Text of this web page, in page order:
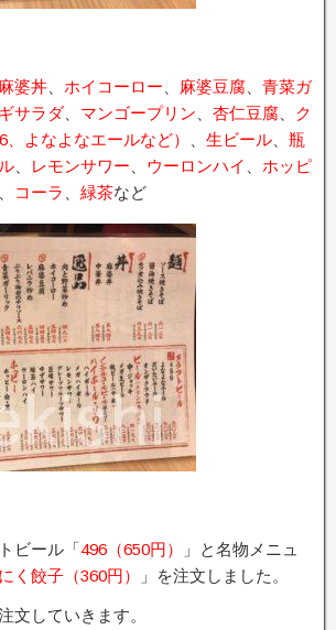
麻婆丼 ホイコーロー 麻婆豆腐
青菜ガ
サラダ、 マンゴープリン 杏仁豆腐
ク
よなよなエールなど）
生ビール
瓶
レモンサワー ウーロンハイ
ホッピ
コーラ 緑茶など
ビール「496（650円）
」と名物メニュ
く餃子（360円） 」を注文しました。
文していきます。